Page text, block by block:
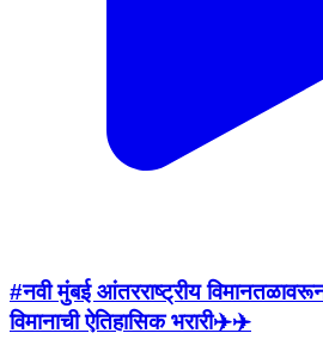
#नवी मुंबई आंतरराष्ट्रीय
विमानाची ऐतिहासिक भरारी✈️✈️